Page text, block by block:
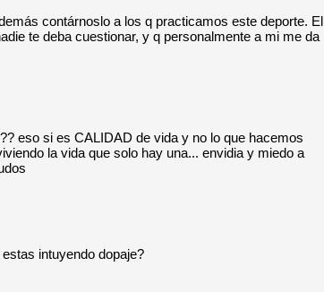
contárnoslo a los q practicamos este deporte. El
te deba cuestionar, y q personalmente a mi me da
eso si es CALIDAD de vida y no lo que hacemos
la vida que solo hay una... envidia y miedo a
intuyendo dopaje?